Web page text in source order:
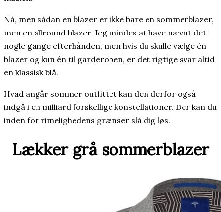
Nå, men sådan en blazer er ikke bare en sommerblazer,
men en allround blazer. Jeg mindes at have nævnt det
nogle gange efterhånden, men hvis du skulle vælge én
blazer og kun én til garderoben, er det rigtige svar altid
en klassisk blå.
Hvad angår sommer outfittet kan den derfor også
indgå i en milliard forskellige konstellationer. Der kan du
inden for rimelighedens grænser slå dig løs.
Lækker grå sommerblazer